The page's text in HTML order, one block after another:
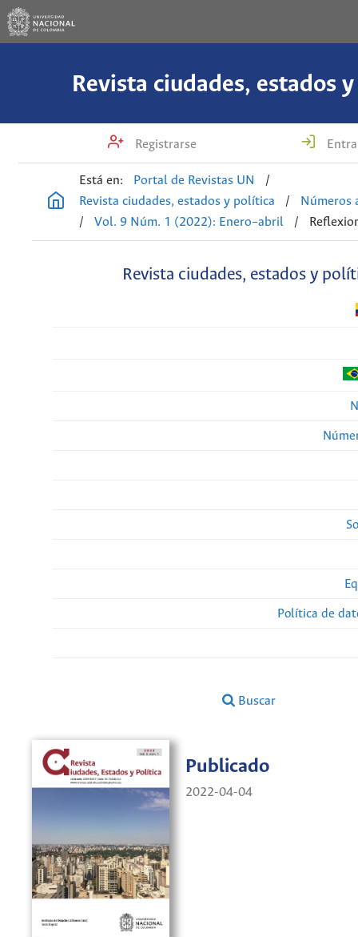
Revista ciudades, estados
Registrarse
Está en: Portal de Revistas UN
/
Revista ciudades, estados y política
/
Números
/
Vol. 9 Núm. 1 (2022): Enero–abril /
Revista ciudades, estados y
Política de
Buscar
Publicado
2022-04-04